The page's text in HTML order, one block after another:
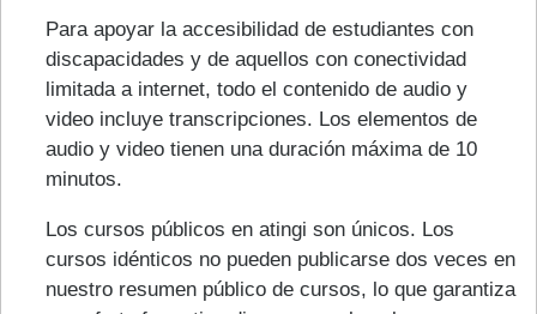
Para apoyar la accesibilidad de estudiantes con
discapacidades y de aquellos con conectividad
limitada a internet, todo el contenido de audio y
video incluye transcripciones. Los elementos de
audio y video tienen una duración máxima de 10
minutos.
Los cursos públicos en atingi son únicos. Los
cursos idénticos no pueden publicarse dos veces en
nuestro resumen público de cursos, lo que garantiza